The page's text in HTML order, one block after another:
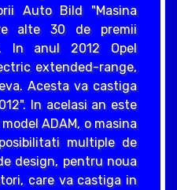
Auto Bild "Masina
alte 30 de premii
In anul 2012 Opel
extended-range,
Acesta va castiga
In acelasi an este
ADAM, o masina
multiple de
design, pentru noua
care va castiga in